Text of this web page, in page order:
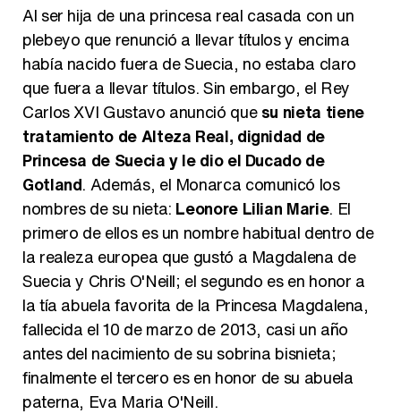
Magdalena de Suecia responde a las críticas y explica por qué le han permitido lanzar su propio negocio
Al ser hija de una princesa real casada con un
plebeyo que renunció a llevar títulos y encima
había nacido fuera de Suecia, no estaba claro
que fuera a llevar títulos. Sin embargo, el Rey
Carlos XVI Gustavo anunció quesu nieta tiene
tratamiento de Alteza Real, dignidad de
Princesa de Suecia y le dio el Ducado de
Gotland. Además, el Monarca comunicó los
nombres de su nieta: Leonore Lilian Marie. El
primero de ellos es un nombre habitual dentro de
la realeza europea que gustó a Magdalena de
Suecia y Chris O'Neill; el segundo es en honor a
la tía abuela favorita de la Princesa Magdalena,
fallecida el 10 de marzo de 2013, casi un año
antes del nacimiento de su sobrina bisnieta;
finalmente el tercero es en honor de su abuela
paterna, Eva Maria O'Neill.